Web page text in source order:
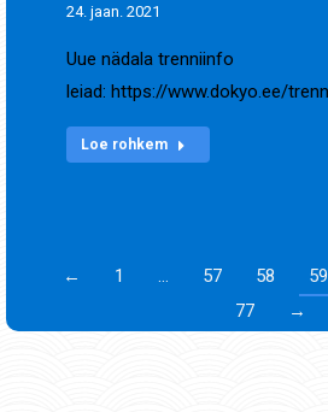
24. jaan. 2021
Uue nädala trenniinfo
leiad: https://www.dokyo.ee/
Loe rohkem
← 1 … 57 58 59
77
→